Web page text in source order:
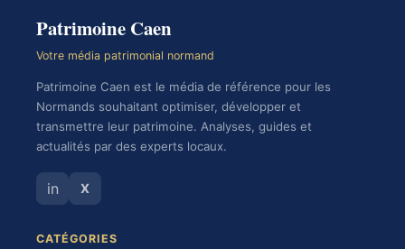
Patrimoine Caen
Votre média patrimonial normand
Patrimoine Caen est le média de référence pour les
Normands souhaitant optimiser, développer et
transmettre leur patrimoine. Analyses, guides et
actualités par des experts locaux.
in X
CATÉGORIES